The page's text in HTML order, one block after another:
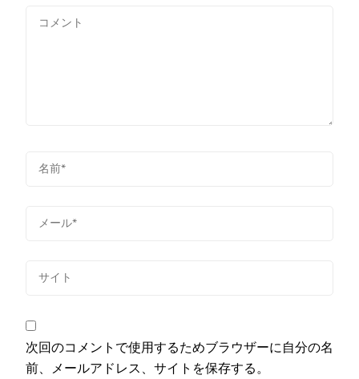
次回のコメントで使用するためブラウザーに自分の名
前、メールアドレス、サイトを保存する。